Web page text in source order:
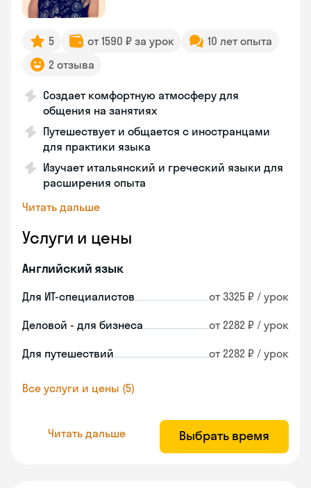
5 от 1590 ₽ за урок
10 лет опыта
2 отзыва
Создает комфортную атмосферу для
общения на занятиях
Путешествует и общается с иностранцами
для практики языка
Изучает итальянский и греческий языки для
расширения опыта
Читать дальше
Услуги и цены
Английский язык
Для ИТ-специалистов от 3325 ₽ / урок
Деловой - для бизнеса от 2282 ₽ / урок
Для путешествий от 2282 ₽ / урок
Все услуги и цены (5)
Читать дальше Выбрать время